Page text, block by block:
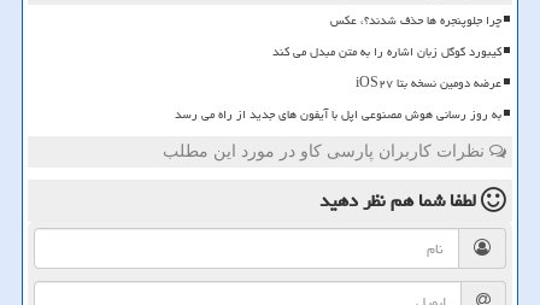
چرا جلوپنجره ها حذف شدند؟، عکس
کیبورد گوگل زبان اشاره را به متن مبدل می کند
عرضه دومین نسخه بتا iOS۲۷
به روز رسانی هوش مصنوعی اپل با آیفون های جدید از راه می رسد
نظرات کاربران پارسی کاو در مورد این مطلب
لطفا شما همنظر دهید